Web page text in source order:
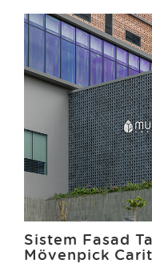
Sistem Fasad
Mövenpick